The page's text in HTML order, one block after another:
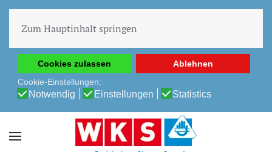
Erfahrung auf unserer Website zu ermöglichen.
Cookie-Richtlinie
Datenschutz-Bestimmungen
Cookies zulassen
Ablehnen
Cookie-Einstellungen:
Notwendig Einstellungen Statistics
Zum Hauptinhalt springen